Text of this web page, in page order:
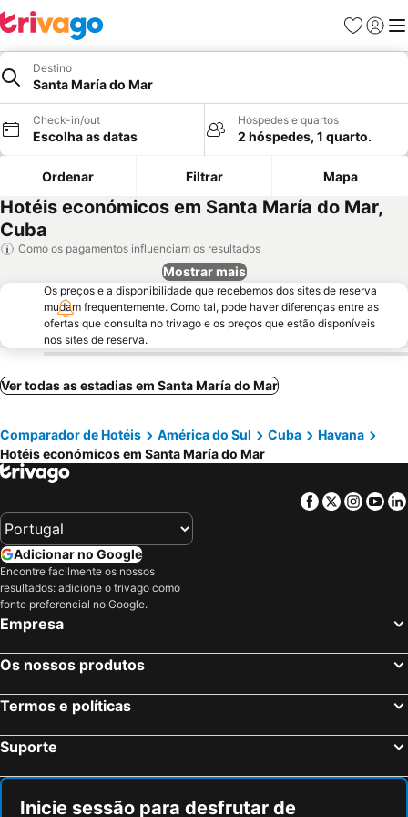
Favoritos
Iniciar
Destino
Santa María do Mar
Check-in/out
Escolha as datas
Hóspedes e quartos
2 hóspedes, 1 quarto.
Ordenar Filtrar Mapa
Hotéis económicos em Santa María do Mar,
Cuba
Como os pagamentos influenciam os resultados
Mostrar mais
Os preços e a disponibilidade que recebemos dos sites de reserva
mudam frequentemente. Como tal, pode haver diferenças entre as
ofertas que consulta no trivago e os preços que estão disponíveis
nos sites de reserva.
Ver todas as estadias em Santa María do Mar
Comparador de Hotéis América do Sul Cuba
Havana
Hotéis económicos em Santa María do Mar
Facebook
Twitter
Adicionar no Google
Encontre facilmente os nossos
resultados: adicione o trivago como
fonte preferencial no Google.
Empresa
Os nossos produtos
Termos e políticas
Suporte
Inicie sessão para desfrutar de